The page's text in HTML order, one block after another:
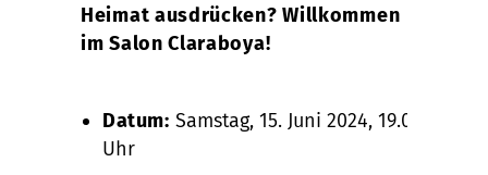
Heimat ausdrücken? Willkommen
im Salon Claraboya!
Datum: Samstag, 15. Juni 2024, 19.00
Uhr